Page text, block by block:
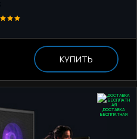
КУПИТЬ
ДОСТАВКА
БЕСПЛАТНАЯ